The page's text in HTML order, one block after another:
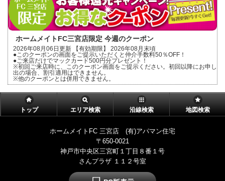
ホームメイトFC三宮店限定 今週のクーポン
2026年08月06日更新 【有効期限】 2026年08月末頃
●このクーポンの画面をご提示いただくと仲介手数料50％OFF！
●ご来店だけでマックカード500円分プレゼント！
※初回ご来店時に、このクーポン画面をご提示ください。初回以降にお申し
出の場合、割引適用はできません。
※他のクーポンとは併用できません。
トップ エリア検索 沿線検索 地図検索
ホームメイトFC 三宮店 (有)アパマン住宅
〒650-0021
神戸市中央区三宮町１丁目８番１号
さんプラザ １１２号室